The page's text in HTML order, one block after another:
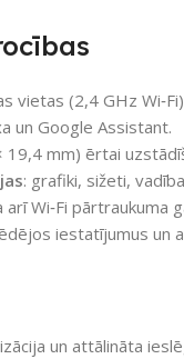
vietas (2,4 GHz
un Google Assistant.
19,4 mm) ērtai
: grafiki, sižeti,
arī Wi‑Fi pārtraukuma
iestatījumus un
un attālināta